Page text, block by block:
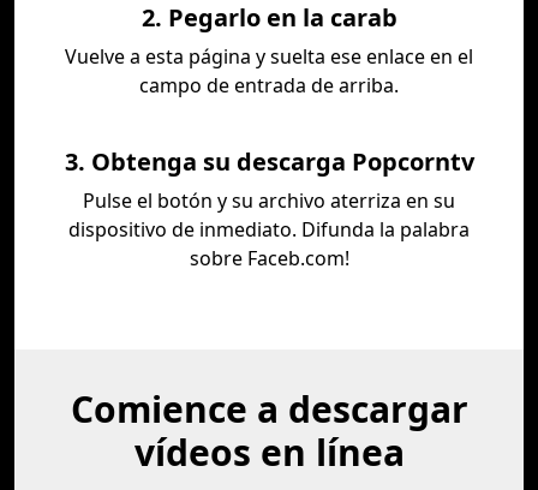
2. Pegarlo en la carab
Vuelve a esta página y suelta ese enlace en el
campo de entrada de arriba.
3. Obtenga su descarga Popcorntv
Pulse el botón y su archivo aterriza en su
dispositivo de inmediato. Difunda la palabra
sobre Faceb.com!
Comience a descargar
vídeos en línea